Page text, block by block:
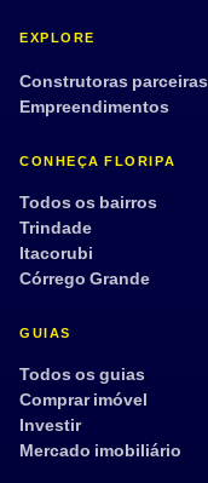
EXPLORE
Construtoras parceiras
Empreendimentos
CONHEÇA FLORIPA
Todos os bairros
Trindade
Itacorubi
Córrego Grande
GUIAS
Todos os guias
Comprar imóvel
Investir
Mercado imobiliário